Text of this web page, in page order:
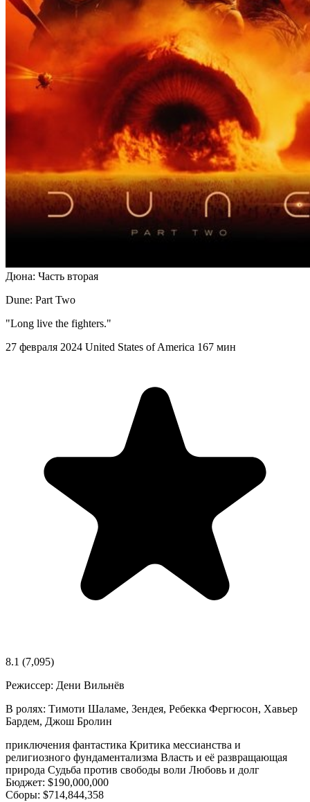
Дюна: Часть вторая
Dune: Part Two
"Long live the fighters."
27 февраля 2024 United States of America 167 мин
8.1 (7,095)
Режиссер: Дени Вильнёв
В ролях: Тимоти Шаламе, Зендея, Ребекка Фергюсон, Хавьер
Бардем, Джош Бролин
приключения фантастика Критика мессианства и
религиозного фундаментализма Власть и её развращающая
природа Судьба против свободы воли Любовь и долг
Бюджет: $190,000,000
Сборы: $714,844,358